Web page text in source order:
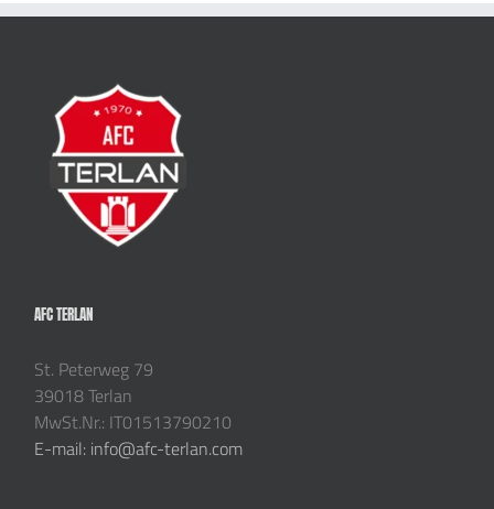
AFC TERLAN
St. Peterweg 79
39018 Terlan
MwSt.Nr.: IT01513790210
E-mail: info@afc-terlan.com